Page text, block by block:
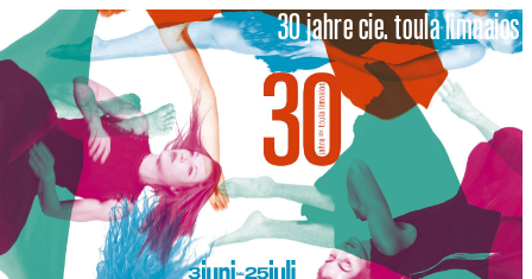
30 jahre cie. toula limnaios